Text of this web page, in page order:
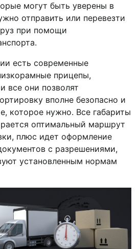
могут быть уверены в
отправить или перевезти
при помощи
есть современные
прицепы,
все они позволят
вполне безопасно и
которое нужно. Все габариты
оптимальный маршрут
плюс идет оформление
с разрешениями,
установленным нормам